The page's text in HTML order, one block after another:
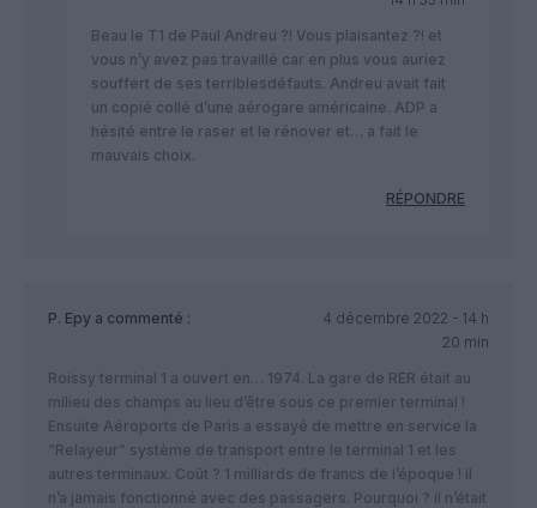
Beau le T1 de Paul Andreu ?! Vous plaisantez ?! et
vous n’y avez pas travaillé car en plus vous auriez
souffert de ses terriblesdéfauts. Andreu avait fait
un copié collé d’une aérogare américaine. ADP a
hésité entre le raser et le rénover et… a fait le
mauvais choix.
RÉPONDRE
P. Epy a commenté :
4 décembre 2022 - 14 h
20 min
Roissy terminal 1 a ouvert en… 1974. La gare de RER était au
milieu des champs au lieu d’être sous ce premier terminal !
Ensuite Aéroports de Paris a essayé de mettre en service la
“Relayeur” système de transport entre le terminal 1 et les
autres terminaux. Coût ? 1 milliards de francs de l’époque ! il
n’a jamais fonctionné avec des passagers. Pourquoi ? il n’était